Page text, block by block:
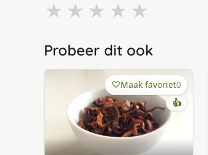
★ ★ ★ ★ ★
Probeer dit ook
Maak favoriet0
👍